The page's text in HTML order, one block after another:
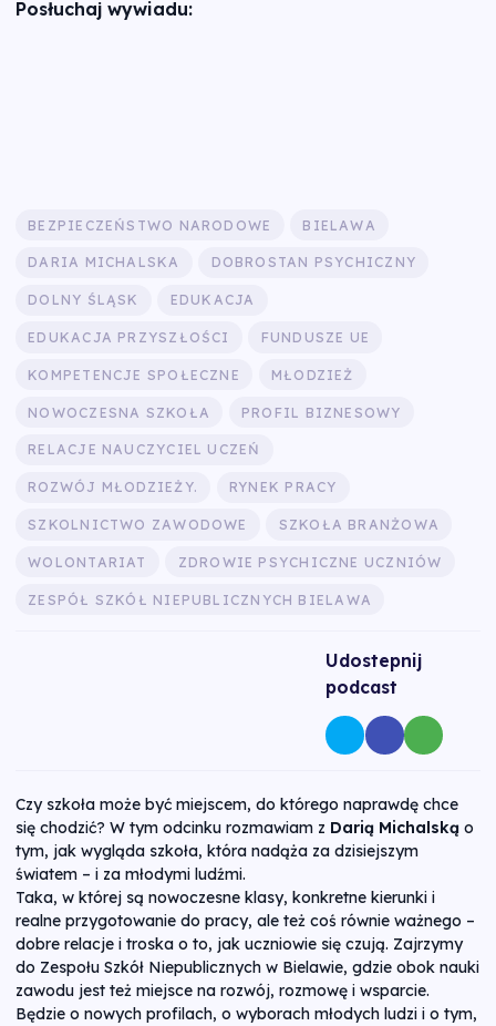
Posłuchaj wywiadu:
BEZPIECZEŃSTWO NARODOWE BIELAWA
DARIA MICHALSKA DOBROSTAN PSYCHICZNY
DOLNY ŚLĄSK EDUKACJA
EDUKACJA PRZYSZŁOŚCI FUNDUSZE UE
KOMPETENCJE SPOŁECZNE MŁODZIEŻ
NOWOCZESNA SZKOŁA PROFIL BIZNESOWY
RELACJE NAUCZYCIEL UCZEŃ
ROZWÓJ MŁODZIEŻY. RYNEK PRACY
SZKOLNICTWO ZAWODOWE SZKOŁA BRANŻOWA
WOLONTARIAT ZDROWIE PSYCHICZNE UCZNIÓW
ZESPÓŁ SZKÓŁ NIEPUBLICZNYCH BIELAWA
Udostepnij
podcast
Czy szkoła może być miejscem, do którego naprawdę chce
się chodzić? W tym odcinku rozmawiam z Darią Michalską o
tym, jak wygląda szkoła, która nadąża za dzisiejszym
światem – i za młodymi ludźmi.
Taka, w której są nowoczesne klasy, konkretne kierunki i
realne przygotowanie do pracy, ale też coś równie ważnego –
dobre relacje i troska o to, jak uczniowie się czują. Zajrzymy
do Zespołu Szkół Niepublicznych w Bielawie, gdzie obok nauki
zawodu jest też miejsce na rozwój, rozmowę i wsparcie.
Będzie o nowych profilach, o wyborach młodych ludzi i o tym,